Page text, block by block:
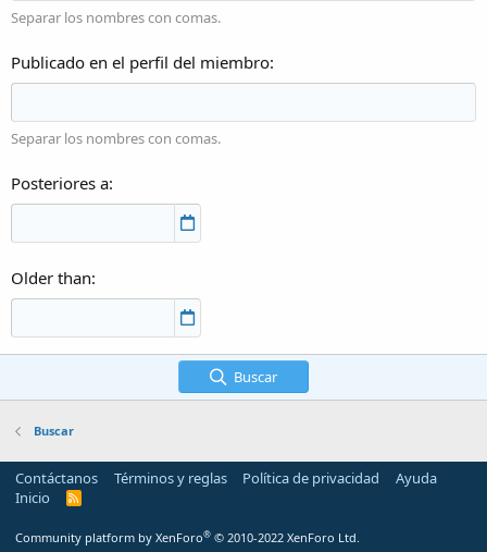
Separar los nombres con comas.
Publicado en el perfil del miembro
Separar los nombres con comas.
Posteriores a
Older than
Buscar
Buscar
Contáctanos Términos y reglas Política de privacidad
Ayuda
Inicio
R
S
Community platform by XenForo® © 2010-2022 XenForo Ltd.